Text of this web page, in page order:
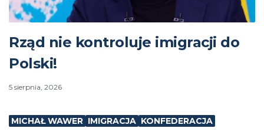
Rząd nie kontroluje imigracji do
Polski!
5 sierpnia, 2026
MICHAŁ WAWER IMIGRACJA KONFEDERACJA